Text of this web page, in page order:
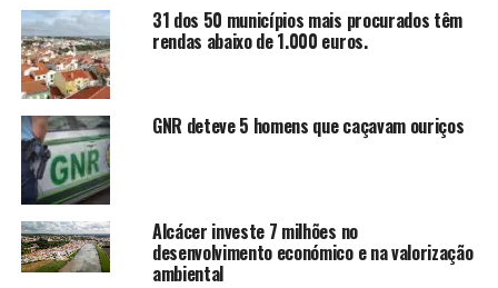
31 dos 50 municípios mais procurados têm
rendas abaixo de 1.000 euros.
GNR deteve 5 homens que caçavam ouriços
Alcácer investe 7 milhões no
desenvolvimento económico e na valorização
ambiental